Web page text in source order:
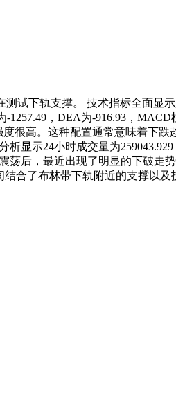
试下轨支撑。 技术指标全面显
，DEA为-916.93，MACD
很高。这种配置通常意味着下跌
显示24小时成交量为259043.929
后，最近出现了明显的下破走
合了布林带下轨附近的支撑以